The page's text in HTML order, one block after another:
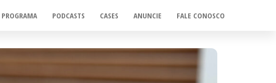
PROGRAMA PODCASTS CASES ANUNCIE FALE CONOSCO